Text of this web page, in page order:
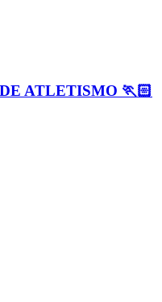
ATLETISMO 🏃🏻